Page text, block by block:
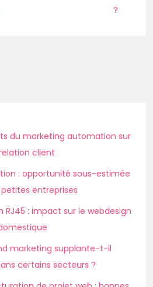
?
du marketing automation sur
client
: opportunité sous-estimée
entreprises
RJ45 : impact sur le webdesign
marketing supplante-t-il
certains secteurs ?